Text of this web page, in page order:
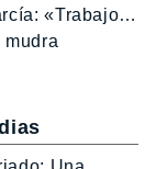
«Trabajo…
mudra